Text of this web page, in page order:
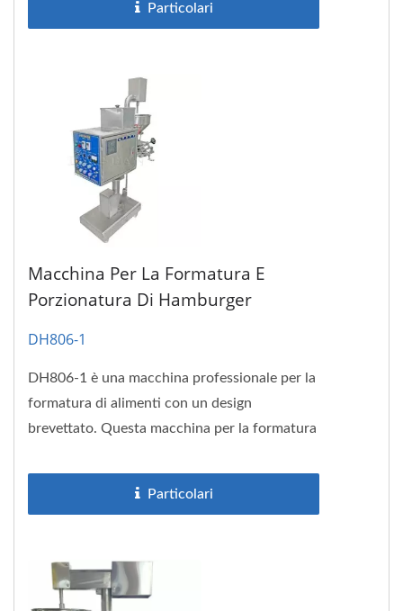
Particolari
Macchina Per La Formatura E
Porzionatura Di Hamburger
DH806-1
DH806-1 è una macchina professionale per la
formatura di alimenti con un design
brevettato. Questa macchina per la formatura
Particolari